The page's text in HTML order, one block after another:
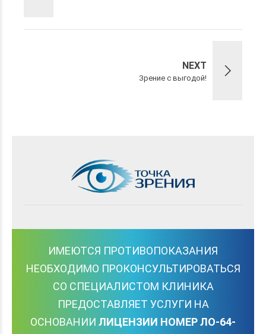
NEXT
Зрение с выгодой!
ИМЕЮТСЯ ПРОТИВОПОКАЗАНИЯ
НЕОБХОДИМО ПРОКОНСУЛЬТИРОВАТЬСЯ
СО СПЕЦИАЛИСТОМ КЛИНИКА
ПРЕДОСТАВЛЯЕТ УСЛУГИ НА
ОСНОВАНИИ ЛИЦЕНЗИИ НОМЕР ЛО-64-